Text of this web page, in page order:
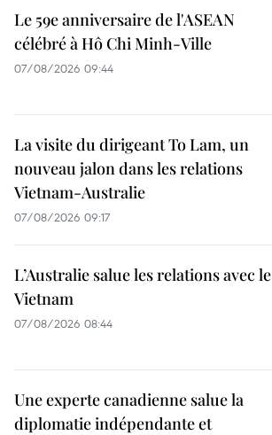
Le 59e anniversaire de l'ASEAN
célébré à Hô Chi Minh-Ville
07/08/2026 09:44
La visite du dirigeant To Lam, un
nouveau jalon dans les relations
Vietnam-Australie
07/08/2026 09:17
L’Australie salue les relations avec le
Vietnam
07/08/2026 08:44
Une experte canadienne salue la
diplomatie indépendante et